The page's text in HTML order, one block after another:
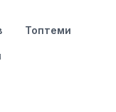
Топтеми